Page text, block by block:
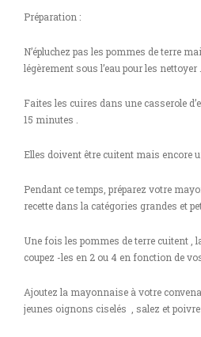
Préparation :
N’épluchez pas les pommes de terre
légèrement sous l’eau pour les nettoyer .
Faites les cuires dans une casserole
15 minutes .
Elles doivent être cuitent mais encore
Pendant ce temps, préparez votre
recette dans la catégories grandes et
Une fois les pommes de terre cuitent ,
coupez -les en 2 ou 4 en fonction de
Ajoutez la mayonnaise à votre
jeunes oignons ciselés , salez et